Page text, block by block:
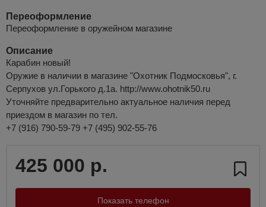
Переоформление
Переоформление в оружейном магазине
Описание
Карабин новый!
Оружие в наличии в магазине "Охотник Подмосковья", г.
Серпухов ул.Горького д.1а. http://www.ohotnik50.ru
Уточняйте предварительно актуальное наличия перед
приездом в магазин по тел.
+7 (916) 790-59-79 +7 (495) 902-55-76
425 000 р.
Показать телефон